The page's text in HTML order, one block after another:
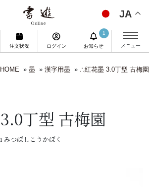
JA
注文状況 ログイン お知らせ
1
メニュー
HOME » 墨 » 漢字用墨 » ∴紅花墨 3.0丁型 古梅園
丁型 古梅園
つぼしこうかぼく